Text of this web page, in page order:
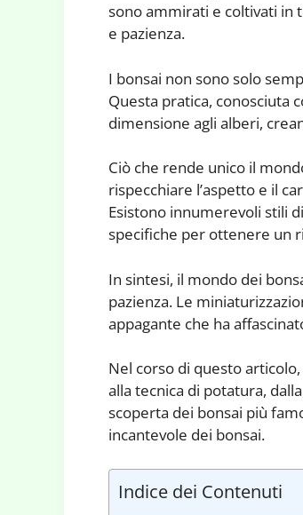
sono ammirati e coltivati in
e pazienza.
I bonsai non sono solo
Questa pratica, conosciuta
dimensione agli alberi,
Ciò che rende unico il
rispecchiare l’aspetto e il
Esistono innumerevoli stili
specifiche per ottenere un
In sintesi, il mondo dei
pazienza. Le
appagante che ha
Nel corso di questo
alla tecnica di potatura,
scoperta dei bonsai più
incantevole dei bonsai.
Indice dei Contenuti